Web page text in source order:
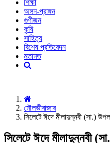
শিক্ষা
অঙ্গন-প্রাঙ্গন
গুণীজন
কৃষি
সাহিত্য
বিশেষ প্রতিবেদন
মতামত
মৌলভীবাজার
সিলেটে ঈদে মীলাদুন্নবী (সা.)
সিলেটে ঈদে মীলাদুন্নবী